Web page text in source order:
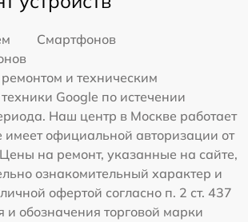
Смартфонов
и техническим
Google по истечении
Наш центр в Москве работает
имеет официальной авторизации от
на ремонт, указанные на сайте,
ознакомительный характер и
офертой согласно п. 2 ст. 437
обозначения торговой марки